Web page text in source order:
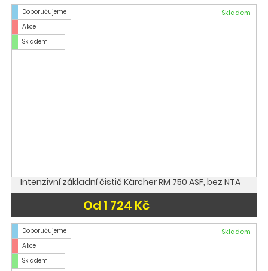
Doporučujeme
Akce
Skladem
Skladem
Intenzivní základní čistič Kärcher RM 750 ASF, bez NTA
Od 1 724 Kč
Doporučujeme
Akce
Skladem
Skladem